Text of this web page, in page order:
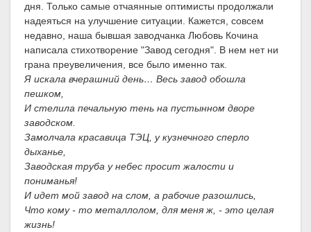
дня. Только самые отчаянные оптимисты продолжали
надеяться на улучшение ситуации. Кажется, совсем
недавно, наша бывшая заводчанка Любовь Кочина
написала стихотворение "Завод сегодня". В нем нет ни
грана преувеличения, все было именно так.
Я искала вчерашний день… Весь завод обошла
пешком,
И стелила печальную тень на пустынном дворе
заводском.
Замолчала красавица ТЭЦ, у кузнечного сперло
дыханье,
Заводская труба у небес просит жалости и
пониманья!
И идет мой завод на слом, а рабочие разошлись,
Что кому - то металлолом, для меня ж, - это целая
жизнь!